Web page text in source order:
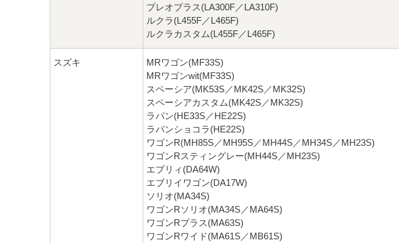
プレオプラス(LA300F／LA310F)
ルクラ(L455F／L465F)
ルクラカスタム(L455F／L465F)
スズキ
MRワゴン(MF33S)
MRワゴンwit(MF33S)
スペーシア(MK53S／MK42S／MK32S)
スペーシアカスタム(MK42S／MK32S)
ラパン(HE33S／HE22S)
ラパンショコラ(HE22S)
ワゴンR(MH85S／MH95S／MH44S／MH34S／MH23S)
ワゴンRスティングレー(MH44S／MH23S)
エブリィ(DA64W)
エブリイワゴン(DA17W)
ソリオ(MA34S)
ワゴンRソリオ(MA34S／MA64S)
ワゴンRプラス(MA63S)
ワゴンRワイド(MA61S／MB61S)